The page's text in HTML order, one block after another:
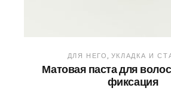
ДЛЯ НЕГО УКЛАДКА И
Матовая паста для
фиксация